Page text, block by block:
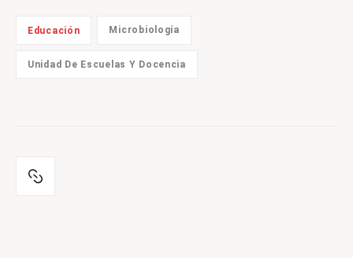
Educación Microbiología
Unidad De Escuelas Y Docencia